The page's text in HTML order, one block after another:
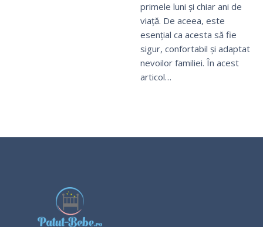
primele luni și chiar ani de
viață. De aceea, este
esențial ca acesta să fie
sigur, confortabil și adaptat
nevoilor familiei. În acest
articol…